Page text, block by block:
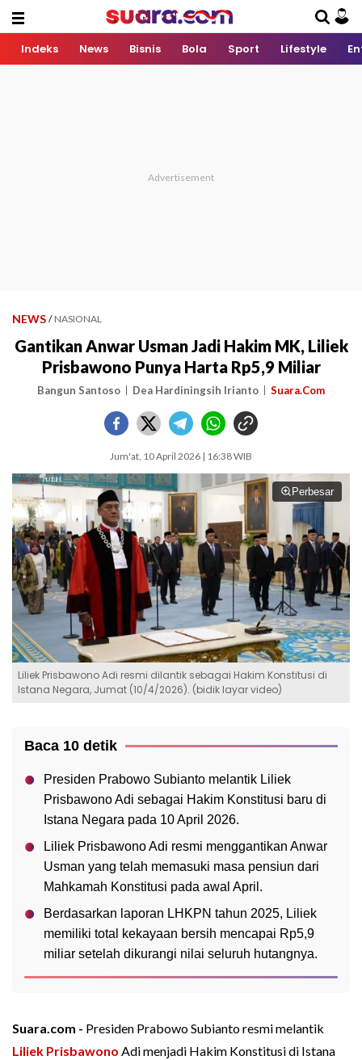
Indeks News Bisnis Bola Sport Lifestyle
NEWS / NASIONAL
Gantikan Anwar Usman Jadi Hakim MK, Liliek
Prisbawono Punya Harta Rp5,9 Miliar
Bangun Santoso Dea Hardiningsih Irianto Suara.Com
Jum'at, 10 April 2026 | 16:38 WIB
Perbesar
Liliek Prisbawono Adi resmi dilantik sebagai Hakim Konstitusi di
Istana Negara, Jumat (10/4/2026). (bidik layar video)
Baca 10 detik
Presiden Prabowo Subianto melantik Liliek
Prisbawono Adi sebagai Hakim Konstitusi baru di
Istana Negara pada 10 April 2026.
Liliek Prisbawono Adi resmi menggantikan Anwar
Usman yang telah memasuki masa pensiun dari
Mahkamah Konstitusi pada awal April.
Berdasarkan laporan LHKPN tahun 2025, Liliek
memiliki total kekayaan bersih mencapai Rp5,9
miliar setelah dikurangi nilai seluruh hutangnya.
Suara.com - Presiden Prabowo Subianto resmi melantik
Liliek Prisbawono Adi menjadi Hakim Konstitusi di Istana